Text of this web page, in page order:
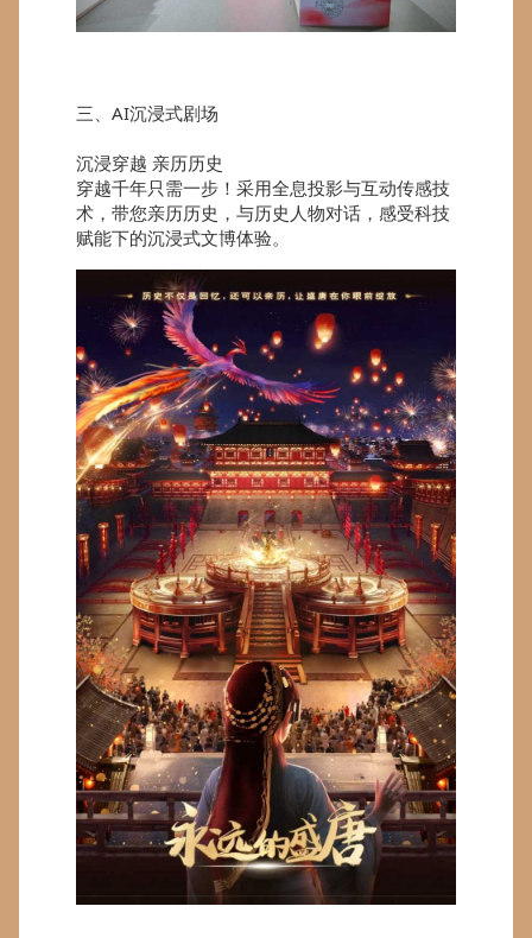
三、AI沉浸式剧场
沉浸穿越 亲历历史
穿越千年只需一步！采用全息投影与互动传感技
术，带您亲历历史，与历史人物对话，感受科技
赋能下的沉浸式文博体验。